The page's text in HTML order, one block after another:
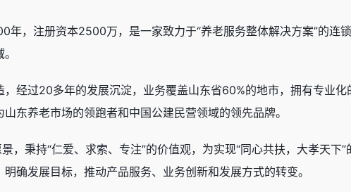
年，注册资本2500万，是一家致力于“养老服务整体解决方案”的连
经过20多年的发展沉淀，业务覆盖山东省60%的地市，拥有专业
东养老市场的领跑者和中国公建民营领域的领先品牌。
，秉持“仁爱、求索、专注”的价值观，为实现“同心共扶，大孝天下
确发展目标，推动产品服务、业务创新和发展方式的转变。